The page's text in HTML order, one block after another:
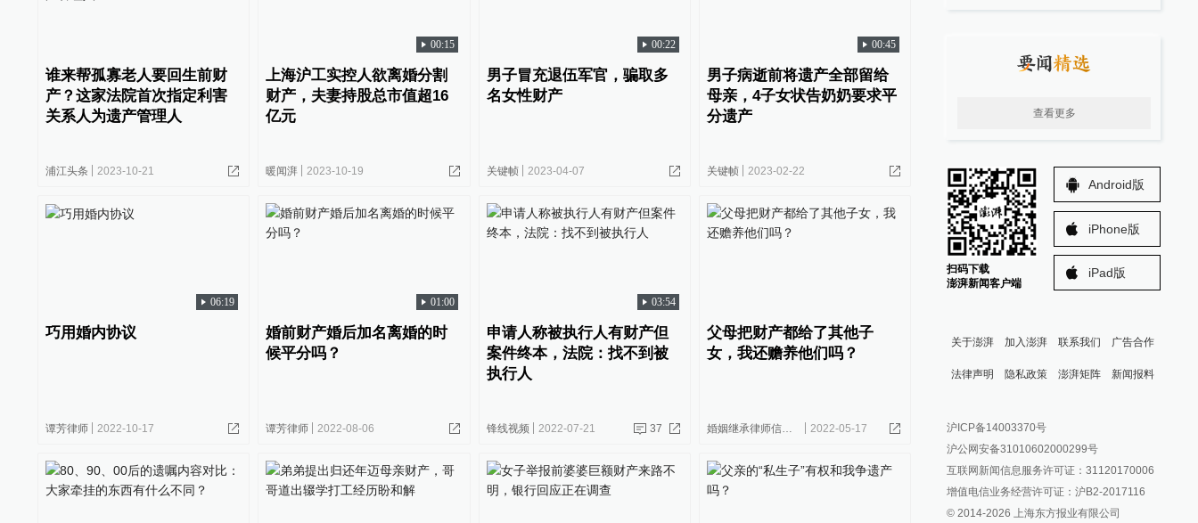
谁来帮孤寡老人要回生前财
产？这家法院首次指定利害
关系人为遗产管理人
浦江头条 2023-10-21
00:15
上海沪工实控人欲离婚分割
财产，夫妻持股总市值超16
亿元
暖闻湃 2023-10-19
00:22
男子冒充退伍军官，骗取多
名女性财产
关键帧 2023-04-07
00:45
男子病逝前将遗产全部留给
母亲，4子女状告奶奶要求平
分遗产
关键帧 2023-02-22
06:19
巧用婚内协议
谭芳律师 2022-10-17
01:00
婚前财产婚后加名离婚的时
候平分吗？
谭芳律师 2022-08-06
03:54
申请人称被执行人有财产但
案件终本，法院：找不到被
执行人
锋线视频 2022-07-21 37
父母把财产都给了其他子
女，我还赡养他们吗？
婚姻继承律师信金国 2022-05-17
查看更多
扫码下载
澎湃新闻客户端
Android版
iPhone版
iPad版
关于澎湃 加入澎湃 联系我们 广告合作
法律声明 隐私政策 澎湃矩阵
澎湃新闻公众号
澎湃新闻抖音号
派生万物开放平台
IP SHANGHAI
新闻报料
报料邮箱: news@thepaper.cn
沪ICP备14003370号
沪公网安备31010602000299号
互联网新闻信息服务许可证：31120170006
增值电信业务经营许可证：沪B2-2017116
© 2014-2026 上海东方报业有限公司